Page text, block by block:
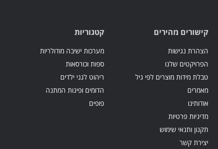
קישורים מהירים
הצהרת נגישות
הפרויקטים שלנו
טבלת מידות מוצרים לפי גיל
מאמרים
אודותינו
מדיניות פרטיות
תקנון ותנאי שימוש
יצירת קשר
קטגוריות
מערכות ישיבה מודולריות
ספות וכורסאות
ריהוט לגני ילדים
הדומים ופינות המתנה
פופים